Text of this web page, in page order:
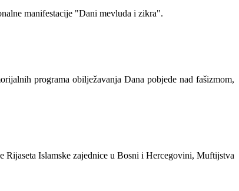
manifestacije "Dani mevluda i zikra".
programa obilježavanja Dana pobjede nad fašizmom,
Rijaseta Islamske zajednice u Bosni i Hercegovini, Muftijstva